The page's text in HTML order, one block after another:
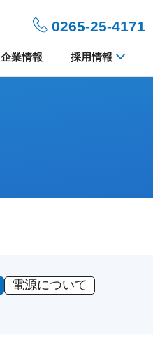
0265-25-4171
企業情報 採用情報
電源について